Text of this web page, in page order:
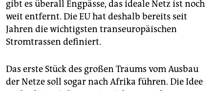
gibt es überall Engpässe, das ideale Netz ist noch
weit entfernt. Die EU hat deshalb bereits seit
Jahren die wichtigsten transeuropäischen
Stromtrassen definiert.
Das erste Stück des großen Traums vom Ausbau
der Netze soll sogar nach Afrika führen. Die Idee